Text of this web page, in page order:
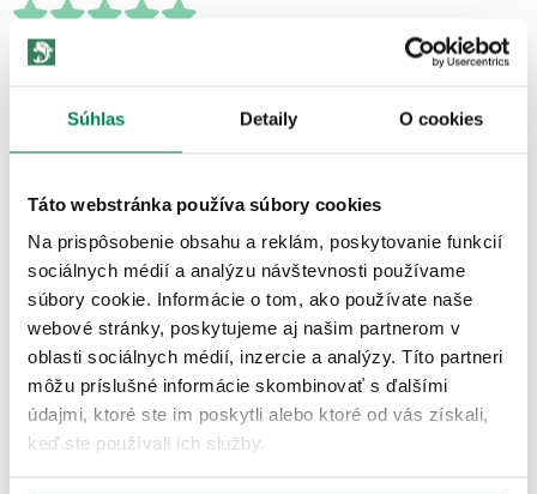
Súhlas Detaily O cookies
Táto webstránka používa súbory cookies
Na prispôsobenie obsahu a reklám, poskytovanie funkcií
sociálnych médií a analýzu návštevnosti používame
súbory cookie. Informácie o tom, ako používate naše
webové stránky, poskytujeme aj našim partnerom v
oblasti sociálnych médií, inzercie a analýzy. Títo partneri
môžu príslušné informácie skombinovať s ďalšími
údajmi, ktoré ste im poskytli alebo ktoré od vás získali,
keď ste používali ich služby.
počet recenzií: 1
RECENZIE
Hodnotené04.06.2025
Veľmi dobré spracovanie.
ĎALŠIE PRODUKTY TEJ ISTEJ
ZNAČKY
LETNÝ VÝPREDAJ Akcia -15%